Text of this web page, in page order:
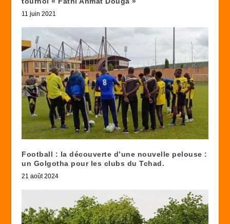
11 juin 2021
Football : la découverte d’une nouvelle pelouse :
un Golgotha pour les clubs du Tchad.
21 août 2024